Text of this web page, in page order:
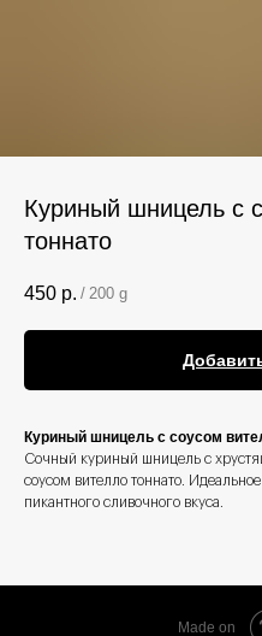
Куриный шницель с
тоннато
450 р. / 200 g
Куриный шницель с соусом
Сочный куриный шницель с
соусом вителло тоннато.
пикантного сливочного вкуса.
Made on